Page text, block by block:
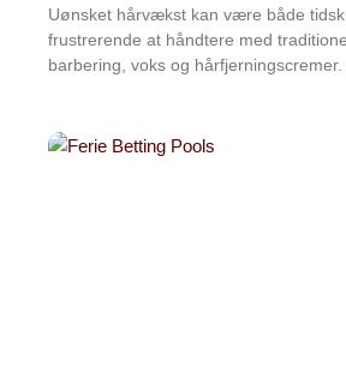
Uønsket hårvækst kan være både
frustrerende at håndtere med
barbering, voks og